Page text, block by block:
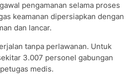
pengamanan selama proses
keamanan dipersiapkan dengan
dan lancar.
tanpa perlawanan. Untuk
3.007 personel gabungan
medis.